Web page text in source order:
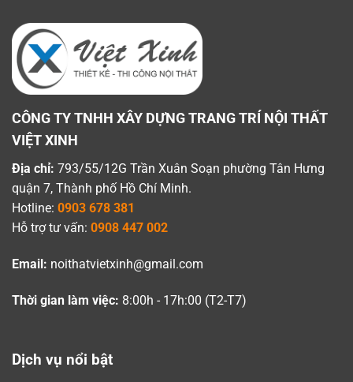
CÔNG TY TNHH XÂY DỰNG TRANG TRÍ NỘI THẤT
VIỆT XINH
Địa chỉ: 793/55/12G Trần Xuân Soạn phường Tân Hưng
quận 7, Thành phố Hồ Chí Minh.
Hotline: 0903 678 381
Hỗ trợ tư vấn: 0908 447 002
Email: noithatvietxinh@gmail.com
Thời gian làm việc: 8:00h - 17h:00 (T2-T7)
Dịch vụ nổi bật